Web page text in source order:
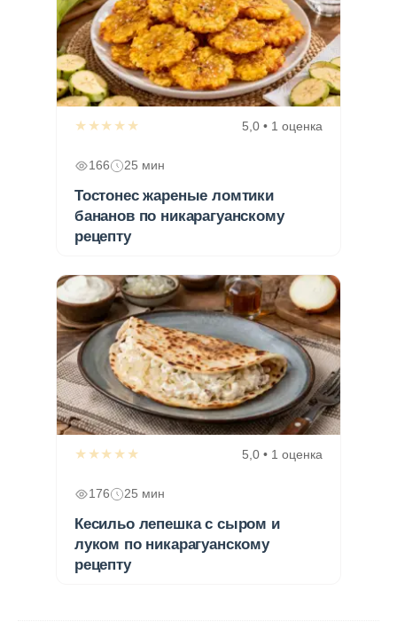
★★★★★ 5,0 • 1 оценка
166 25 мин
Тостонес жареные ломтики
бананов по никарагуанскому
рецепту
★★★★★ 5,0 • 1 оценка
176 25 мин
Кесильо лепешка с сыром и
луком по никарагуанскому
рецепту